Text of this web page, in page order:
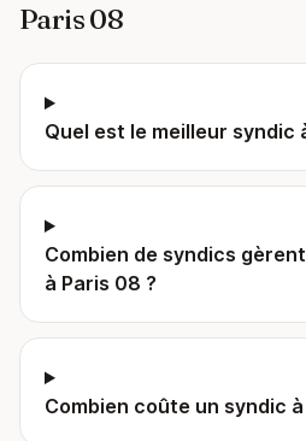
Paris 08
Quel est le meilleur syndic
Combien de syndics
à Paris 08 ?
Combien coûte un syndic